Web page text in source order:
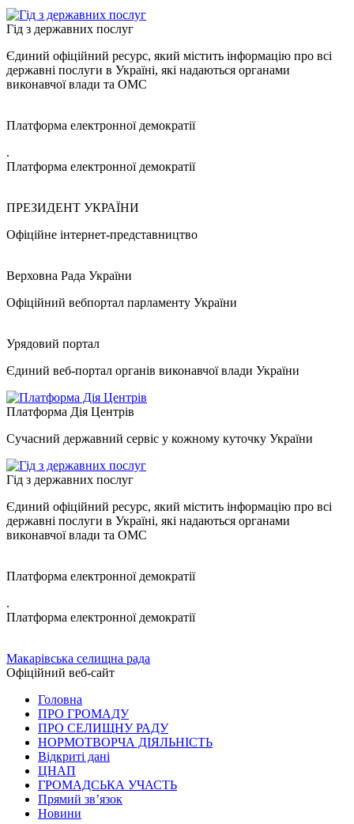
Гід з державних послуг
Єдиний офіційний ресурс, який містить інформацію про всі
державні послуги в Україні, які надаються органами
виконавчої влади та ОМС
Платформа електронної демократії
.
Платформа електронної демократії
ПРЕЗИДЕНТ УКРАЇНИ
Офіційне інтернет-представництво
Верховна Рада України
Офіційний вебпортал парламенту України
Урядовий портал
Єдиний веб-портал органів виконавчої влади України
Платформа Дія Центрів
Сучасний державний сервіс у кожному куточку України
Гід з державних послуг
Єдиний офіційний ресурс, який містить інформацію про всі
державні послуги в Україні, які надаються органами
виконавчої влади та ОМС
Платформа електронної демократії
.
Платформа електронної демократії
Макарівська селищна рада
Офіційний веб-сайт
Головна
ПРО ГРОМАДУ
ПРО СЕЛИЩНУ РАДУ
НОРМОТВОРЧА ДІЯЛЬНІСТЬ
Відкриті дані
ЦНАП
ГРОМАДСЬКА УЧАСТЬ
Прямий зв’язок
Новини